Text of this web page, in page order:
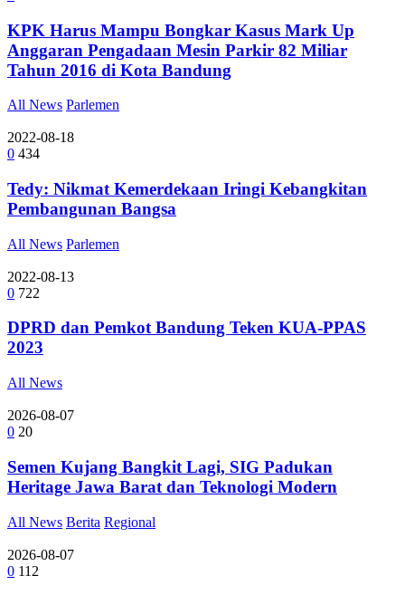
KPK Harus Mampu Bongkar Kasus Mark Up
Anggaran Pengadaan Mesin Parkir 82 Miliar
Tahun 2016 di Kota Bandung
All News Parlemen
2022-08-18
0 434
Tedy: Nikmat Kemerdekaan Iringi Kebangkitan
Pembangunan Bangsa
All News Parlemen
2022-08-13
0 722
DPRD dan Pemkot Bandung Teken KUA-PPAS
2023
All News
2026-08-07
0 20
Semen Kujang Bangkit Lagi, SIG Padukan
Heritage Jawa Barat dan Teknologi Modern
All News Berita Regional
2026-08-07
0 112